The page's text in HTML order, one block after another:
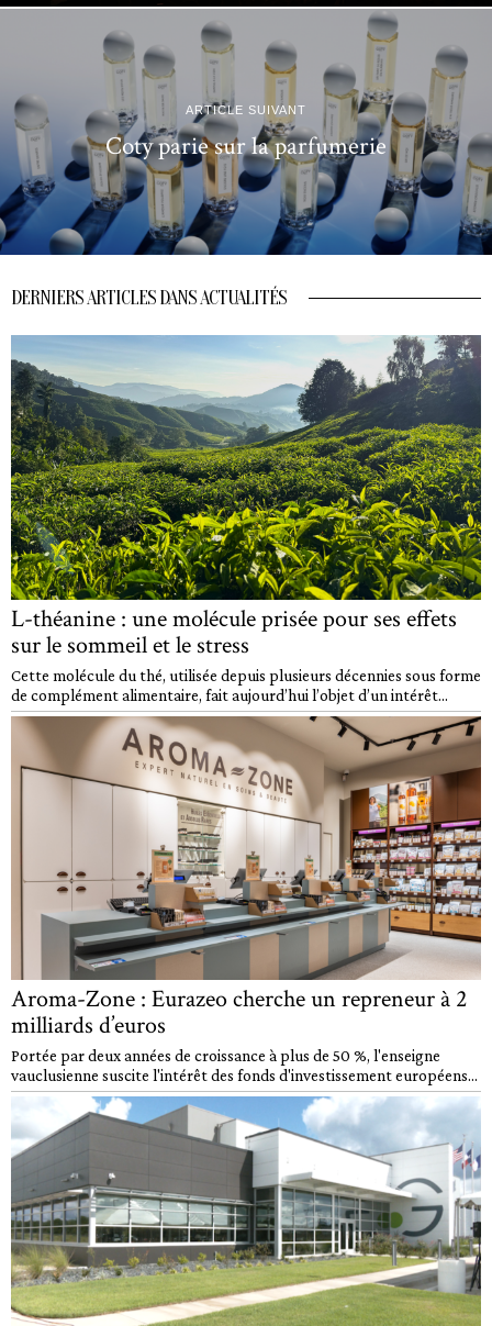
ARTICLE SUIVANT
Coty parie sur la parfumerie
DERNIERS ARTICLES DANS ACTUALITÉS
L-théanine : une molécule prisée pour ses effets
sur le sommeil et le stress
Cette molécule du thé, utilisée depuis plusieurs décennies sous forme
de complément alimentaire, fait aujourd’hui l’objet d’un intérêt...
Aroma-Zone : Eurazeo cherche un repreneur à 2
milliards d’euros
Portée par deux années de croissance à plus de 50 %, l'enseigne
vauclusienne suscite l'intérêt des fonds d'investissement européens...